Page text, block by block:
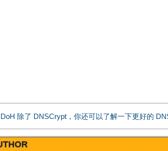
除了 DNSCrypt，你还可以了解一下更好的